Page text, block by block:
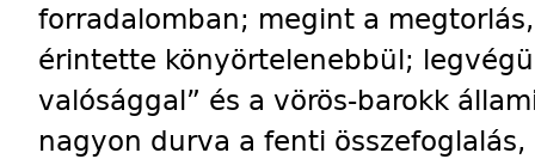
forradalomban; megint a
érintette könyörtelenebbül;
valósággal” és a vörös-barokk
nagyon durva a fenti